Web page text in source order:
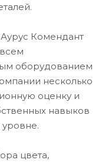
Комендант
оборудованием
несколько
оценку и
навыков
цвета,